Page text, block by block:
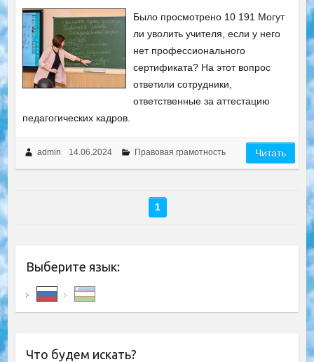
Было просмотрено 10 191 Могут
ли уволить учителя, если у него
нет профессионального
сертификата? На этот вопрос
ответили сотрудники,
ответственные за аттестацию
педагогических кадров.
admin 14.06.2024 Правовая грамотность Читать
1
Выберите язык:
Что будем искать?